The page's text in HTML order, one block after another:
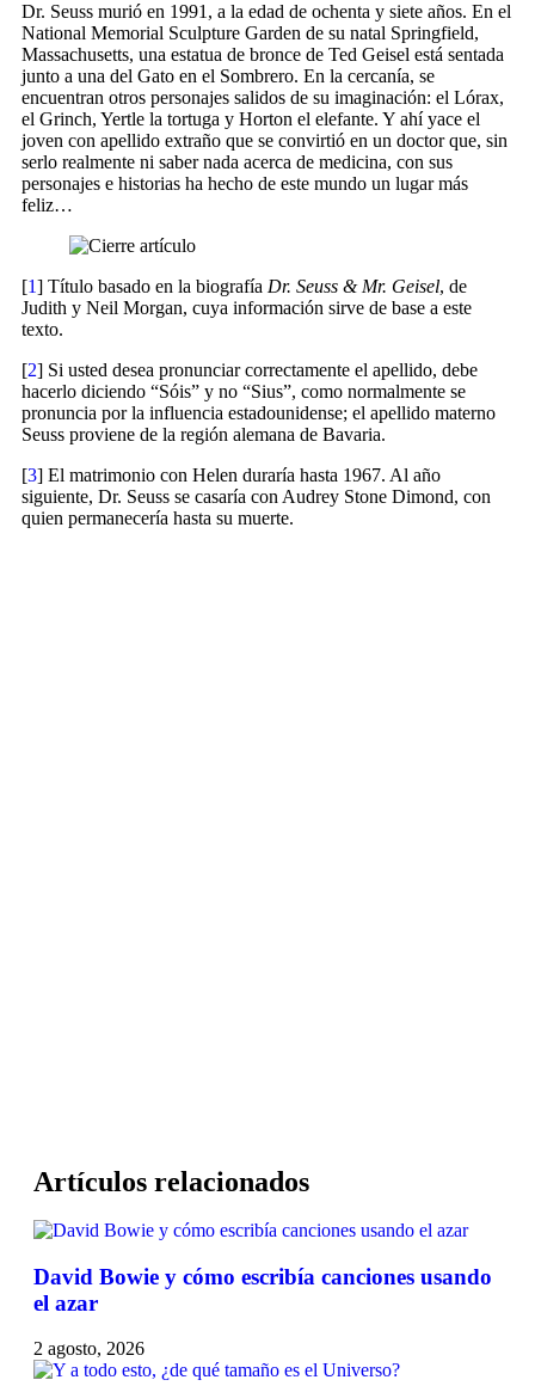
Dr. Seuss murió en 1991, a la edad de ochenta y siete años. En el
National Memorial Sculpture Garden de su natal Springfield,
Massachusetts, una estatua de bronce de Ted Geisel está sentada
junto a una del Gato en el Sombrero. En la cercanía, se
encuentran otros personajes salidos de su imaginación: el Lórax,
el Grinch, Yertle la tortuga y Horton el elefante. Y ahí yace el
joven con apellido extraño que se convirtió en un doctor que, sin
serlo realmente ni saber nada acerca de medicina, con sus
personajes e historias ha hecho de este mundo un lugar más
feliz…
[1] Título basado en la biografía Dr. Seuss & Mr. Geisel, de
Judith y Neil Morgan, cuya información sirve de base a este
texto.
[2] Si usted desea pronunciar correctamente el apellido, debe
hacerlo diciendo “Sóis” y no “Sius”, como normalmente se
pronuncia por la influencia estadounidense; el apellido materno
Seuss proviene de la región alemana de Bavaria.
[3] El matrimonio con Helen duraría hasta 1967. Al año
siguiente, Dr. Seuss se casaría con Audrey Stone Dimond, con
quien permanecería hasta su muerte.
Artículos relacionados
David Bowie y cómo escribía canciones usando
el azar
2 agosto, 2026